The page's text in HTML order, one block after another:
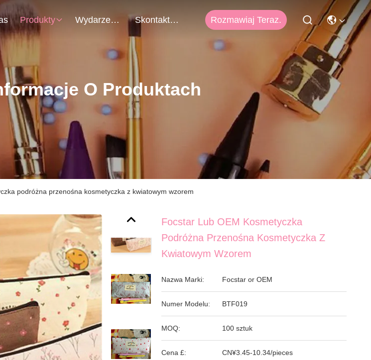
Produkty Wydarzenia Skontaktuj Się Z Nami Rozmawiaj Teraz.
O Produktach
podróżna przenośna kosmetyczka z kwiatowym wzorem
Focstar Lub OEM Kosmetyczka
Podróżna Przenośna Kosmetyczka Z
Kwiatowym Wzorem
Nazwa Marki: Focstar or OEM
Numer Modelu: BTF019
MOQ: 100 sztuk
Cena £: CN¥3.45-10.34/pieces